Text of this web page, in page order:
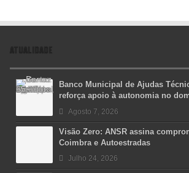
ATUALIDADE
Banco Municipal de Ajudas
reforça apoio à autonomia no
Agosto 7, 2026
Visão Zero: ANSR assina
Coimbra e Autoestradas
Julho 24, 2026